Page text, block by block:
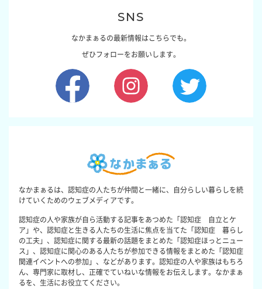
SNS
なかまぁるの最新情報はこちらでも。
ぜひフォローをお願いします。
なかまぁるは、認知症の人たちが仲間と一緒に、自分らしい暮らしを続
けていくためのウェブメディアです。
認知症の人や家族が自ら活動する記事をあつめた「認知症 自立とケ
ア」や、認知症と生きる人たちの生活に焦点を当てた「認知症 暮らし
の工夫」、認知症に関する最新の話題をまとめた「認知症ほっとニュー
ス」、認知症に関心のある人たちが参加できる情報をまとめた「認知症
関連イベントへの参加」、などがあります。認知症の人や家族はもちろ
ん、専門家に取材し、正確でていねいな情報をお伝えします。なかまぁ
るを、生活にお役立てください。